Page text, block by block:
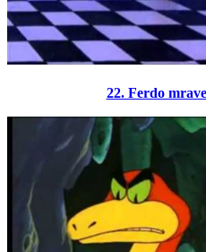
22. Ferdo